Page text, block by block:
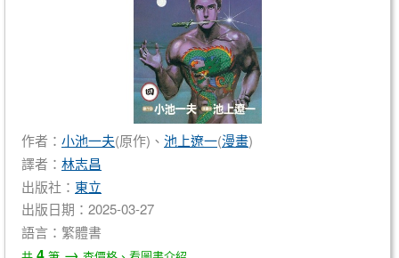
作者： 小池一夫(原作)、 池上遼一(漫畫)
譯者： 林志昌
出版社： 東立
出版日期：2025-03-27
語言：繁體書